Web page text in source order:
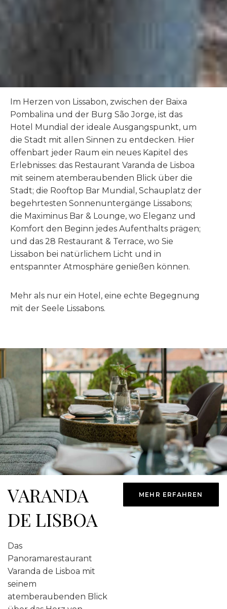
Im Herzen von Lissabon, zwischen der Baixa
Pombalina und der Burg São Jorge, ist das
Hotel Mundial der ideale Ausgangspunkt, um
die Stadt mit allen Sinnen zu entdecken. Hier
offenbart jeder Raum ein neues Kapitel des
Erlebnisses: das Restaurant Varanda de Lisboa
mit seinem atemberaubenden Blick über die
Stadt; die Rooftop Bar Mundial, Schauplatz der
begehrtesten Sonnenuntergänge Lissabons;
die Maximinus Bar & Lounge, wo Eleganz und
Komfort den Beginn jedes Aufenthalts prägen;
und das 28 Restaurant & Terrace, wo Sie
Lissabon bei natürlichem Licht und in
entspannter Atmosphäre genießen können.
Mehr als nur ein Hotel, eine echte Begegnung
mit der Seele Lissabons.
MEHR ERFAHREN
VARANDA
DE LISBOA
Das
Panoramarestaurant
Varanda de Lisboa mit
seinem
atemberaubenden Blick